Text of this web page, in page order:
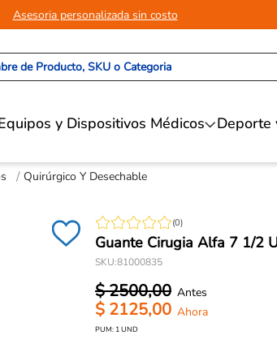
Asesoria personalizada sin costo
de Producto, SKU o Categoria
y Dispositivos Médicos Deporte
Quirúrgico Y Desechable
(0)
Guante Cirugia Alfa 7 1/2
SKU:81000835
$2500,00
$ 2125,00
PUM: 1UND